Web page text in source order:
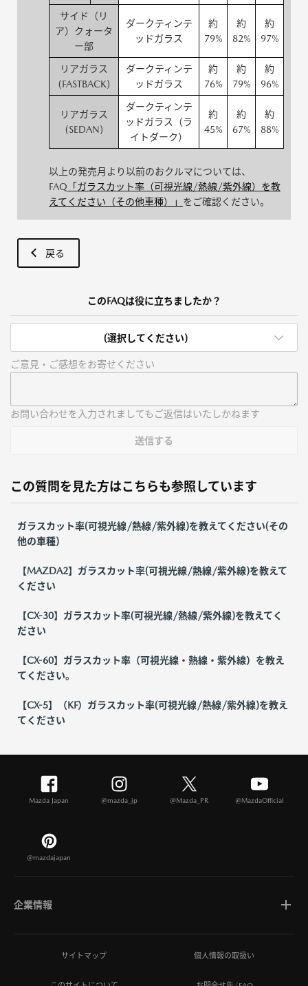
サイド（リ
ア）クォータ
ー部
ダークティンテ
ッドガラス
約
79%
約
82%
約
97%
リアガラス
(FASTBACK)
ダークティンテ
ッドガラス
約
76%
約
79%
約
96%
リアガラス
(SEDAN)
ダークティンテ
ッドガラス（ラ
イトダーク）
約
45%
約
67%
約
88%
以上の発売月より以前のおクルマについては、
FAQ 「ガラスカット率（可視光線/熱線/紫外線）を教
えてください（その他車種）」 をご確認ください。
戻る
このFAQは役に立ちましたか？
(選択してください)
ご意見・ご感想をお寄せください
お問い合わせを入力されましてもご返信はいたしかねます
送信する
この質問を見た方はこちらも参照しています
ガラスカット率(可視光線/熱線/紫外線)を教えてください(その
他の車種)
【MAZDA2】ガラスカット率(可視光線/熱線/紫外線)を教えて
ください
【CX-30】ガラスカット率(可視光線/熱線/紫外線)を教えてく
ださい
【CX-60】ガラスカット率（可視光線・熱線・紫外線）を教え
てください。
【CX-5】（KF）ガラスカット率(可視光線/熱線/紫外線)を教え
てください
Mazda Japan @mazda_jp @Mazda_PR @MazdaOfficial
@mazdajapan
企業情報
マツダについてサイトマップ 個人情報の取扱い